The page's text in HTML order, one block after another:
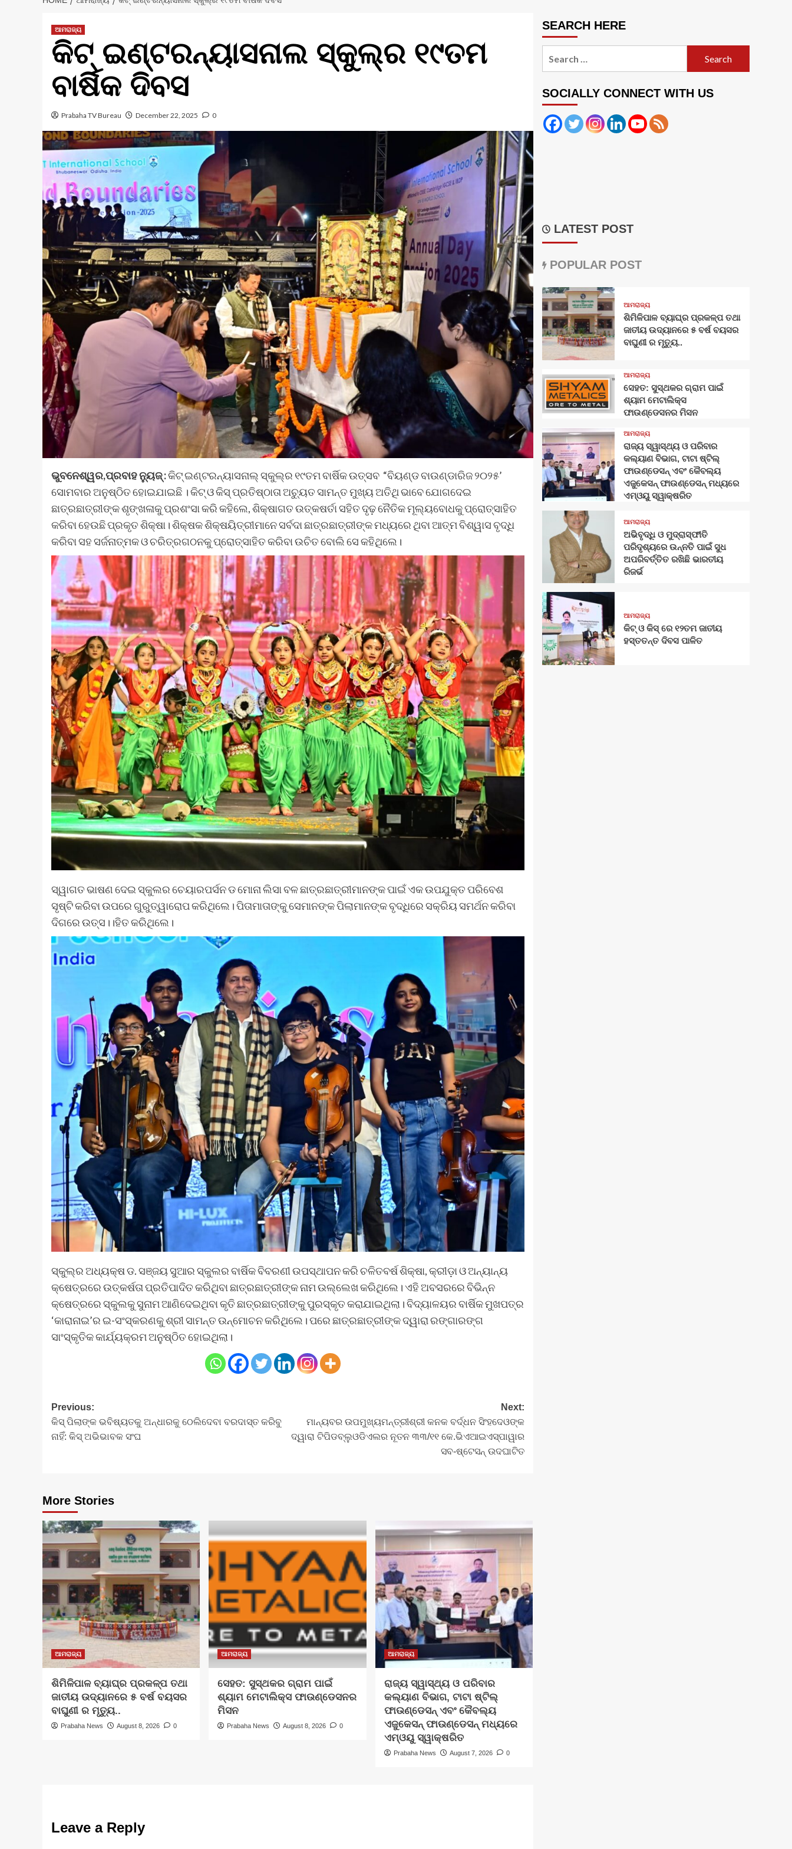
ଆମରାଜ୍ୟ
କିଟ୍‍ ଇଣ୍ଟରନ୍ୟାସନାଲ ସ୍କୁଲ୍‌ର ୧୯ତମ
ବାର୍ଷିକ ଦିବସ
Prabaha TV Bureau December 22, 2025 0
ଭୁବନେଶ୍ୱର,ପ୍ରବାହ ନ୍ୟୁଜ୍ :କିଟ୍‍ ଇଣ୍ଟରନ୍ୟାସନାଲ୍‍ ସ୍କୁଲ୍‍ର ୧୯ତମ ବାର୍ଷିକ ଉତ୍ସବ “ବିୟଣ୍ଡ ବାଉଣ୍ଡାରିଜ ୨୦୨୫’
ସୋମବାର ଅନୁଷ୍ଠିତ ହୋଇଯାଇଛି । କିଟ୍‍ ଓ କିସ୍‍ ପ୍ରତିଷ୍ଠାତା ଅଚ୍ୟୁତ ସାମନ୍ତ ମୁଖ୍ୟ ଅତିଥି ଭାବେ ଯୋଗଦେଇ
ଛାତ୍ରଛାତ୍ରୀଙ୍କ ଶୃଙ୍ଖଳାକୁ ପ୍ରଶଂସା କରି କହିଲେ, ଶିକ୍ଷାଗତ ଉତ୍କଷର୍ତା ସହିତ ଦୃଢ଼ ନୈତିକ ମୂଲ୍ୟବୋଧକୁ ପ୍ରୋତ୍ସାହିତ
କରିବା ହେଉଛି ପ୍ରକୃତ ଶିକ୍ଷା। ଶିକ୍ଷକ ଶିକ୍ଷୟିତ୍ରୀମାନେ ସର୍ବଦା ଛାତ୍ରଛାତ୍ରୀଙ୍କ ମଧ୍ୟରେ ଥିବା ଆତ୍ମ ବିଶ୍ୱାସ ବୃଦ୍ଧି
କରିବା ସହ ସର୍ଜନାତ୍ମକ ଓ ଚରିତ୍ରଗଠନକୁ ପ୍ରୋତ୍ସାହିତ କରିବା ଉଚିତ ବୋଲି ସେ କହିଥିଲେ।
ସ୍ୱାଗତ ଭାଷଣ ଦେଇ ସ୍କୁଲର ଚେୟାରପର୍ସନ ଡ ମୋନା ଲିସା ବଳ ଛାତ୍ରଛାତ୍ରୀମାନଙ୍କ ପାଇଁ ଏକ ଉପଯୁକ୍ତ ପରିବେଶ
ସୃଷ୍ଟି କରିବା ଉପରେ ଗୁରୁତ୍ୱାରୋପ କରିଥିଲେ। ପିତାମାତାଙ୍କୁ ସେମାନଙ୍କ ପିଲାମାନଙ୍କ ବୃଦ୍ଧିରେ ସକ୍ରିୟ ସମର୍ଥନ କରିବା
ଦିଗରେ ଉତ୍ସ।।ହିତ କରିଥିଲେ।
ସ୍କୁଲ୍‍ର ଅଧ୍ୟକ୍ଷ ଡ. ସଞ୍ଜୟ ସୁଆର ସ୍କୁଲର ବାର୍ଷିକ ବିବରଣୀ ଉପସ୍ଥାପନ କରି ଚଳିତବର୍ଷ ଶିକ୍ଷା, କ୍ରୀଡ଼ା ଓ ଅନ୍ୟାନ୍ୟ
କ୍ଷେତ୍ରରେ ଉତ୍କର୍ଷତା ପ୍ରତିପାଦିତ କରିଥିବା ଛାତ୍ରଛାତ୍ରୀଙ୍କ ନାମ ଉଲ୍ଲେଖ କରିଥିଲେ। ଏହି ଅବସରରେ ବିଭିନ୍ନ
କ୍ଷେତ୍ରରେ ସ୍କୁଲକୁ ସୁନାମ ଆଣିଦେଇଥିବା କୃତି ଛାତ୍ରଛାତ୍ରୀଙ୍କୁ ପୁରସ୍କୃତ କରାଯାଇଥିଲା। ବିଦ୍ୟାଳୟର ବାର୍ଷିକ ମୁଖପତ୍ର
‘କାରାନାଇ’ର ଇ-ସଂସ୍କରଣକୁ ଶ୍ରୀ ସାମନ୍ତ ଉନ୍ମୋଚନ କରିଥିଲେ। ପରେ ଛାତ୍ରଛାତ୍ରୀଙ୍କ ଦ୍ୱାରା ରଙ୍ଗାରଙ୍ଗ
ସାଂସ୍କୃତିକ କାର୍ଯ୍ୟକ୍ରମ ଅନୁଷ୍ଠିତ ହୋଇଥିଲା।
Post
navigation
Previous:
କିସ୍‍ ପିଲାଙ୍କ ଭବିଷ୍ୟତକୁ ଅନ୍ଧାରକୁ ଠେଲିଦେବା ବରଦାସ୍ତ କରିବୁ
ନାହିଁ: କିସ୍‍ ଅଭିଭାବକ ସଂଘ
Next:
ମାନ୍ୟବର ଉପମୁଖ୍ୟମନ୍ତ୍ରୀଶ୍ରୀ କନକ ବର୍ଦ୍ଧନ ସିଂହଦେଓଙ୍କ
ଦ୍ୱାରା ଟିପିଡବ୍ଲୁଓଡିଏଲର ନୂତନ ୩୩/୧୧ କେ.ଭିଏଆଇଏସ୍ପାୱାର
ସବ-ଷ୍ଟେସନ୍ ଉଦଘାଟିତ
More Stories
ଆମରାଜ୍ୟ
ଶିମିଳିପାଳ ବ୍ୟାଘ୍ର ପ୍ରକଳ୍ପ ତଥା
ଜାତୀୟ ଉଦ୍ୟାନରେ ୫ ବର୍ଷ ବୟସର
ବାଘୁଣୀ ର ମୃତ୍ୟୁ..
Prabaha News August 8, 2026 0
ଆମରାଜ୍ୟ
ସେହତ: ସୁସ୍ଥକର ଗ୍ରାମ ପାଇଁ
ଶ୍ୟାମ ମେଟାଲିକ୍ସ ଫାଉଣ୍ଡେସନର
ମିସନ
Prabaha News August 8, 2026 0
ଆମରାଜ୍ୟ
ରାଜ୍ୟ ସ୍ୱାସ୍ଥ୍ୟ ଓ ପରିବାର
କଲ୍ୟାଣ ବିଭାଗ, ଟାଟା ଷ୍ଟିଲ୍
ଫାଉଣ୍ଡେସନ୍ ଏବଂ କୈବଲ୍ୟ
ଏଜୁକେସନ୍ ଫାଉଣ୍ଡେସନ୍ ମଧ୍ୟରେ
ଏମ୍‌ଓୟୁ ସ୍ୱାକ୍ଷରିତ
Prabaha News August 7, 2026 0
Leave a Reply
SEARCH HERE
SOCIALLY CONNECT WITH US
LATEST POST
POPULAR POST
ଆମରାଜ୍ୟ
ଶିମିଳିପାଳ ବ୍ୟାଘ୍ର ପ୍ରକଳ୍ପ ତଥା
ଜାତୀୟ ଉଦ୍ୟାନରେ ୫ ବର୍ଷ ବୟସର
ବାଘୁଣୀ ର ମୃତ୍ୟୁ..
ଆମରାଜ୍ୟ
ସେହତ: ସୁସ୍ଥକର ଗ୍ରାମ ପାଇଁ
ଶ୍ୟାମ ମେଟାଲିକ୍ସ
ଫାଉଣ୍ଡେସନର ମିସନ
ଆମରାଜ୍ୟ
ରାଜ୍ୟ ସ୍ୱାସ୍ଥ୍ୟ ଓ ପରିବାର
କଲ୍ୟାଣ ବିଭାଗ, ଟାଟା ଷ୍ଟିଲ୍
ଫାଉଣ୍ଡେସନ୍ ଏବଂ କୈବଲ୍ୟ
ଏଜୁକେସନ୍ ଫାଉଣ୍ଡେସନ୍ ମଧ୍ୟରେ
ଏମ୍‌ଓୟୁ ସ୍ୱାକ୍ଷରିତ
ଆମରାଜ୍ୟ
ଅଭିବୃଦ୍ଧି ଓ ମୁଦ୍ରାସ୍ଫୀତି
ପରିଦୃଶ୍ୟରେ ଉନ୍ନତି ପାଇଁ ସୁଧ
ଅପରିବର୍ତ୍ତିତ ରଖିଛି ଭାରତୀୟ
ରିଜର୍ଭ
ଆମରାଜ୍ୟ
କିଟ୍‍ ଓ କିସ୍‍ ରେ ୧୨ତମ ଜାତୀୟ
ହସ୍ତତନ୍ତ ଦିବସ ପାଳିତ